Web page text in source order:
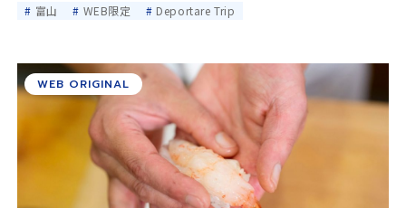
富山 WEB限定 Deportare Trip
WEB ORIGINAL